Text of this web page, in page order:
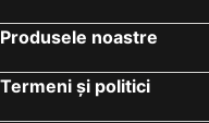
Produsele noastre
Termeni și politici